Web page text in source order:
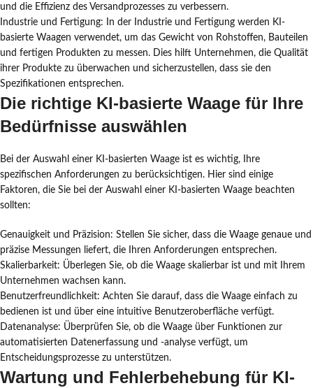
und die Effizienz des Versandprozesses zu verbessern.
Industrie und Fertigung: In der Industrie und Fertigung werden KI-
basierte Waagen verwendet, um das Gewicht von Rohstoffen, Bauteilen
und fertigen Produkten zu messen. Dies hilft Unternehmen, die Qualität
ihrer Produkte zu überwachen und sicherzustellen, dass sie den
Spezifikationen entsprechen.
Die richtige KI-basierte Waage für Ihre
Bedürfnisse auswählen
Bei der Auswahl einer KI-basierten Waage ist es wichtig, Ihre
spezifischen Anforderungen zu berücksichtigen. Hier sind einige
Faktoren, die Sie bei der Auswahl einer KI-basierten Waage beachten
sollten:
Genauigkeit und Präzision: Stellen Sie sicher, dass die Waage genaue und
präzise Messungen liefert, die Ihren Anforderungen entsprechen.
Skalierbarkeit: Überlegen Sie, ob die Waage skalierbar ist und mit Ihrem
Unternehmen wachsen kann.
Benutzerfreundlichkeit: Achten Sie darauf, dass die Waage einfach zu
bedienen ist und über eine intuitive Benutzeroberfläche verfügt.
Datenanalyse: Überprüfen Sie, ob die Waage über Funktionen zur
automatisierten Datenerfassung und -analyse verfügt, um
Entscheidungsprozesse zu unterstützen.
Wartung und Fehlerbehebung für KI-